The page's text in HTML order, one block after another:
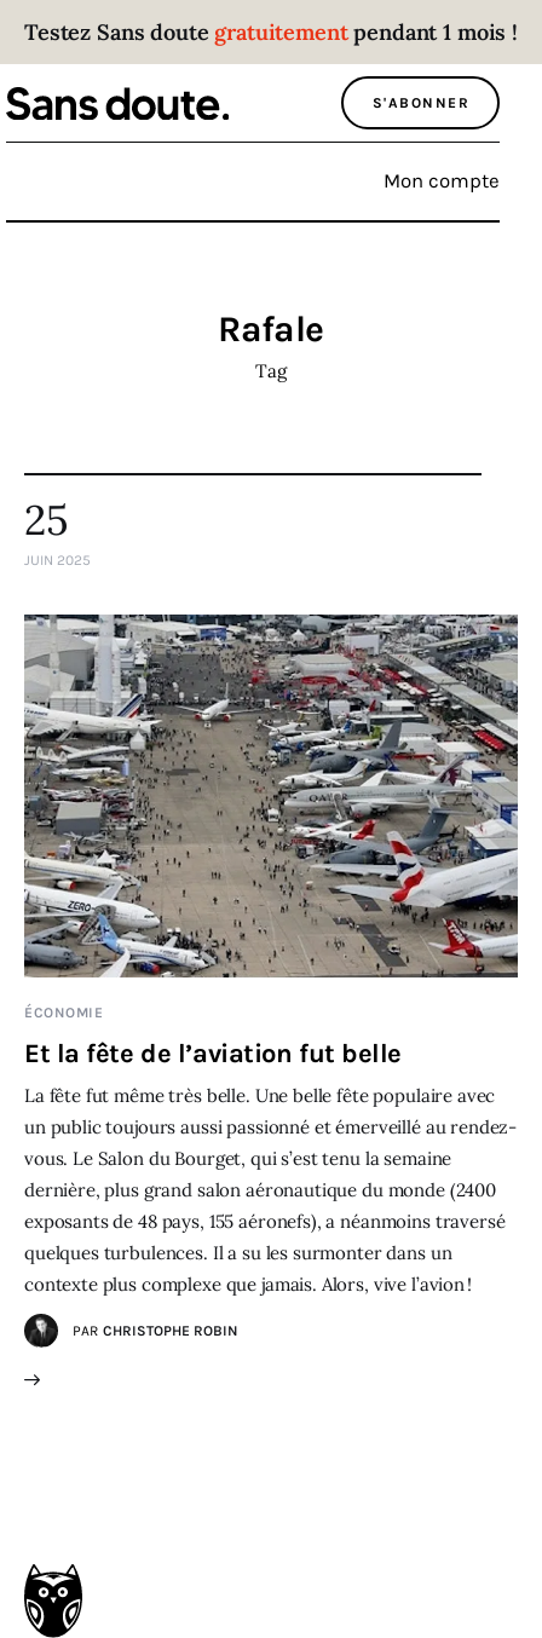
Testez Sans doute gratuitementpendant 1 mois !
S'ABONNER
Mon compte
Sans doute
Parce que plus personne n’écoute les gens
qui ont des choses à dire.
Politique
Sport
Société
Idées
Humour
Rafale
Tag
25
JUIN 2025
ÉCONOMIE
Et la fête de l’aviation fut belle
La fête fut même très belle. Une belle fête populaire avec
un public toujours aussi passionné et émerveillé au rendez-
vous. Le Salon du Bourget, qui s’est tenu la semaine
dernière, plus grand salon aéronautique du monde (2400
exposants de 48 pays, 155 aéronefs), a néanmoins traversé
quelques turbulences. Il a su les surmonter dans un
contexte plus complexe que jamais. Alors, vive l’avion !
PAR CHRISTOPHE ROBIN